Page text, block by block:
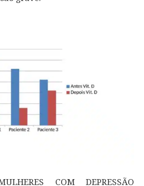
COM DEPRESSÃO